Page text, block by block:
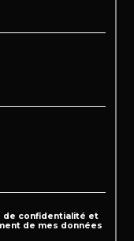
de confidentialité et
de mes données